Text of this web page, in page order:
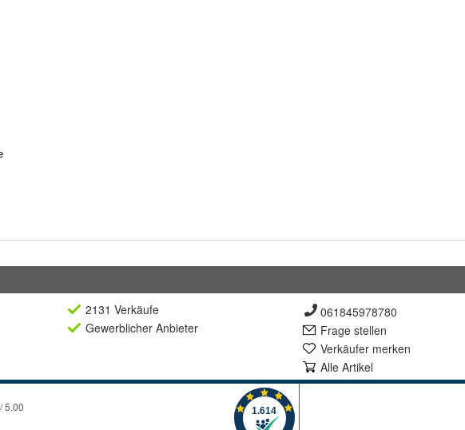
2131 Verkäufe
Gewerblicher Anbieter
061845978780
Frage stellen
Verkäufer merken
Alle Artikel